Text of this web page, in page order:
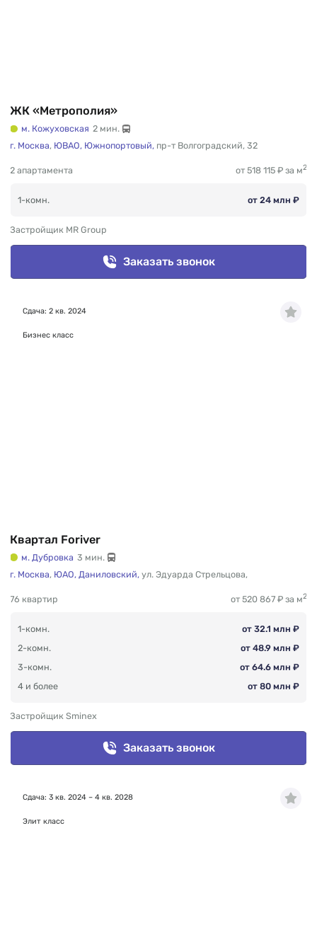
ЖК «Метрополия»
м. Кожуховская 2 мин.
г. Москва, ЮВАО, Южнопортовый, пр-т Волгоградский, 32
2 апартамента от 518 115 ₽ за м2
1-комн. от 24 млн ₽
Застройщик MR Group
Заказать звонок
Квартал Foriver
м. Дубровка 3 мин.
г. Москва, ЮАО, Даниловский, ул. Эдуарда Стрельцова,
76 квартир от 520 867 ₽ за м2
1-комн.
от 32.1 млн ₽
2-комн.
от 48.9 млн ₽
3-комн.
от 64.6 млн ₽
4 и более
от 80 млн ₽
Застройщик Sminex
Заказать звонок
Сдача: 2 кв. 2024
Бизнес класс
Сдача: 3 кв. 2024 – 4 кв. 2028
Элит класс